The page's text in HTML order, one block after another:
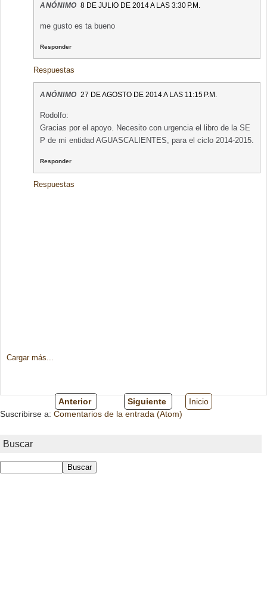
ANÓNIMO 8 DE JULIO DE 2014 A LAS 3:30 P.M.
me gusto es ta bueno
Responder
Respuestas
ANÓNIMO 27 DE AGOSTO DE 2014 A LAS 11:15 P.M.
Rodolfo:
Gracias por el apoyo. Necesito con urgencia el libro de la SE
P de mi entidad AGUASCALIENTES, para el ciclo 2014-2015.
Responder
Respuestas
Cargar más...
Anterior Siguiente
Inicio
Suscribirse a: Comentarios de la entrada (Atom)
Buscar